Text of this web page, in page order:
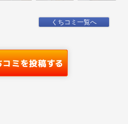
くちコミ一覧へ